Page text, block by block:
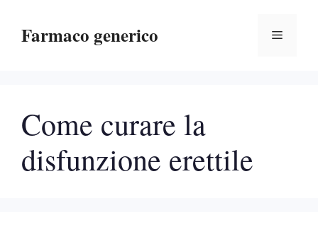
Farmaco generico Menu
Come curare la
disfunzione erettile